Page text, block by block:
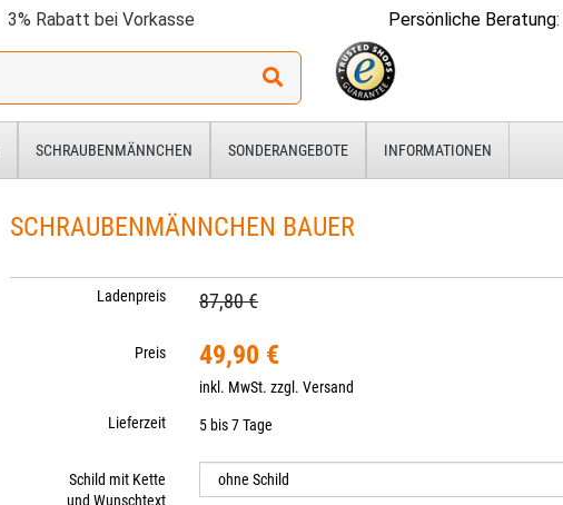
3% Rabatt bei Vorkasse Persönliche Beratung:
SCHRAUBENMÄNNCHEN SONDERANGEBOTE INFORMATIONEN
SCHRAUBENMÄNNCHEN BAUER
Ladenpreis 87,80 €
Preis 49,90 €
inkl. MwSt. zzgl.Versand
Lieferzeit
5 bis 7 Tage
Schild mit Kette
und Wunschtext